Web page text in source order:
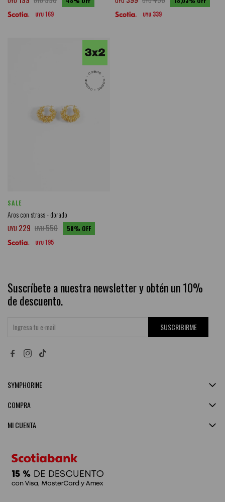
UYU 169 UYU 339
SALE
Aros con strass - dorado
UYU 229 UYU550 58
UYU 195
Suscríbete a nuestra newsletter y obtén un 10%
de descuento.
SUSCRIBIRME
 
SYMPHORINE
MI CUENTA
COMPRA